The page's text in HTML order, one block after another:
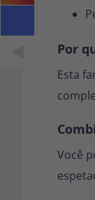
Por
Esta
Você